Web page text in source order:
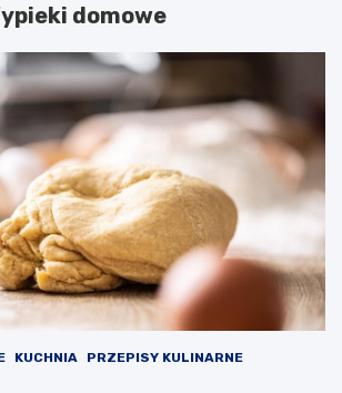
domowe
KUCHNIA
PRZEPISY KULINARNE